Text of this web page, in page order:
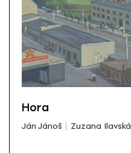
Hora
Ján Jánoš Zuzana Ilavská